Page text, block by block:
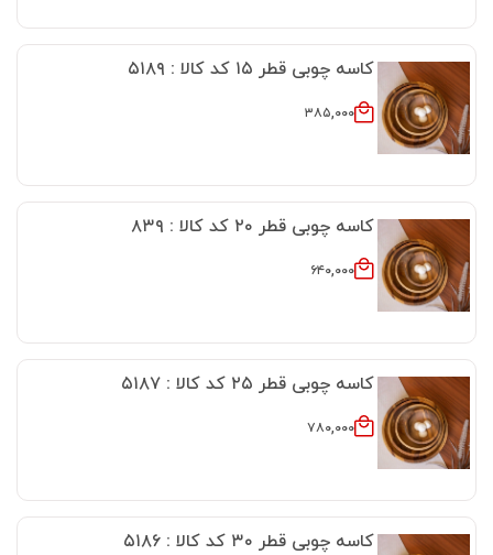
کاسه چوبی قطر ۱۵ کد کالا : ۵۱۸۹
۳۸۵,۰۰۰
کاسه چوبی قطر ۲۰ کد کالا : ۸۳۹
۶۴۰,۰۰۰
کاسه چوبی قطر ۲۵ کد کالا : ۵۱۸۷
۷۸۰,۰۰۰
کاسه چوبی قطر ۳۰ کد کالا : ۵۱۸۶